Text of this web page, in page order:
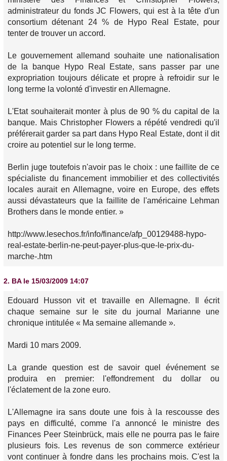
administrateur du fonds JC Flowers, qui est à la tête d'un
consortium détenant 24 % de Hypo Real Estate, pour
tenter de trouver un accord.
Le gouvernement allemand souhaite une nationalisation
de la banque Hypo Real Estate, sans passer par une
expropriation toujours délicate et propre à refroidir sur le
long terme la volonté d'investir en Allemagne.
L'Etat souhaiterait monter à plus de 90 % du capital de la
banque. Mais Christopher Flowers a répété vendredi qu'il
préférerait garder sa part dans Hypo Real Estate, dont il dit
croire au potentiel sur le long terme.
Berlin juge toutefois n'avoir pas le choix : une faillite de ce
spécialiste du financement immobilier et des collectivités
locales aurait en Allemagne, voire en Europe, des effets
aussi dévastateurs que la faillite de l'américaine Lehman
Brothers dans le monde entier. »
http://www.lesechos.fr/info/finance/afp_00129488-hypo-
real-estate-berlin-ne-peut-payer-plus-que-le-prix-du-
marche-.htm
2. BA le 15/03/2009 14:07
Edouard Husson vit et travaille en Allemagne. Il écrit
chaque semaine sur le site du journal Marianne une
chronique intitulée « Ma semaine allemande ».
Mardi 10 mars 2009.
La grande question est de savoir quel événement se
produira en premier: l'effondrement du dollar ou
l'éclatement de la zone euro.
L'Allemagne ira sans doute une fois à la rescousse des
pays en difficulté, comme l'a annoncé le ministre des
Finances Peer Steinbrück, mais elle ne pourra pas le faire
plusieurs fois. Les revenus de son commerce extérieur
vont continuer à fondre dans les prochains mois. C'est la